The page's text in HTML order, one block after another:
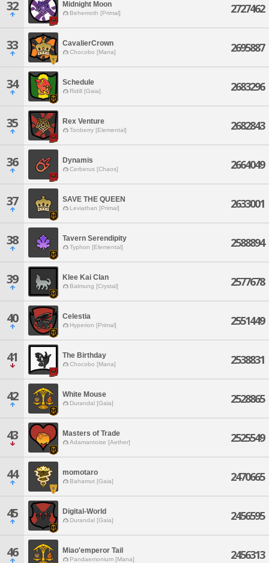
32 Midnight Moon
Behemoth [Primal] 2727462
33 CavalierCrown
Chocobo [Mana] 2695887
34 Schedule
Ridill [Gaia] 2683296
35 Rex Venture
Tonberry [Elemental] 2682843
36 Dynamis
Cerberus [Chaos] 2664049
37 SAVE THE QUEEN
Leviathan [Primal] 2633001
38 Tavern Serendipity
Typhon [Elemental] 2588894
39 Klee Kai Clan
Balmung [Crystal] 2577678
40 Celestia
Hyperion [Primal] 2551449
41 The Birthday
Chocobo [Mana] 2538831
42 White Mouse
Durandal [Gaia] 2528865
43 Masters of Trade
Adamantoise [Aether] 2525549
44 momotaro
Bahamut [Gaia] 2470665
45 Digital-World
Durandal [Gaia] 2456595
46 Miao'emperor Tail
Pandaemonium [Mana] 2456313